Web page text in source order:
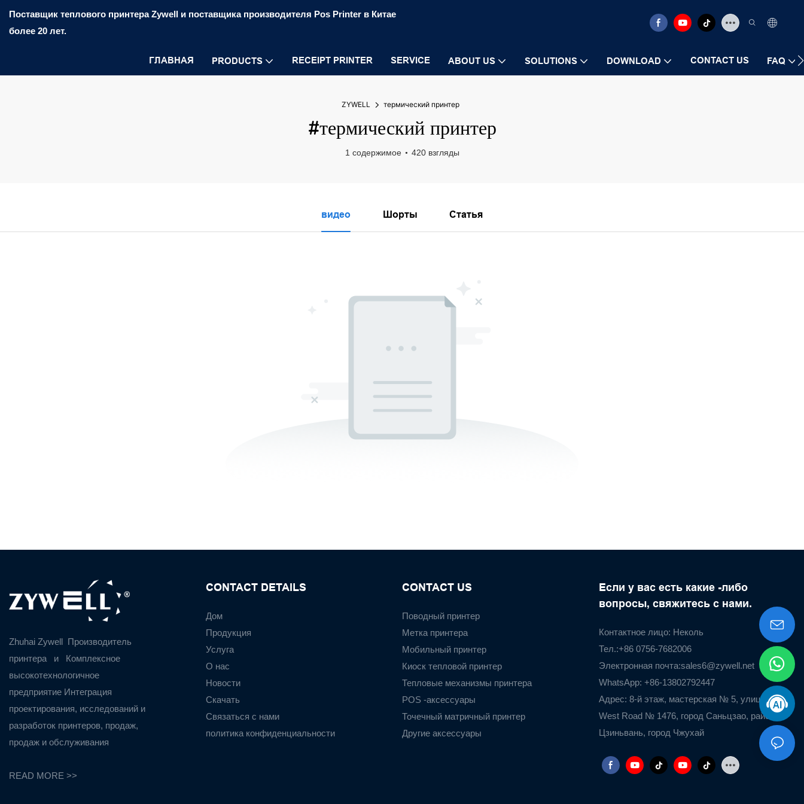
Поставщик теплового принтера Zywell и поставщика производителя Pos Printer в Китае
более 20 лет.
ГЛАВНАЯ PRODUCTS RECEIPT PRINTER SERVICE ABOUT US SOLUTIONS DOWNLOAD CONTACT US FAQ
ZYWELL термический принтер
#термический принтер
1 содержимое 420 взгляды
видео Шорты Статья
Zhuhai Zywell Производитель
принтера
и
Комплексное
высокотехнологичное
предприятие Интеграция
проектирования, исследований и
разработок принтеров, продаж,
продаж и обслуживания
READ MORE >>
CONTACT DETAILS
Дом
Продукция
Услуга
О нас
Новости
Скачать
Связаться с нами
политика конфиденциальности
CONTACT US
Поводный принтер
Метка принтера
Мобильный принтер
Киоск тепловой принтер
Тепловые механизмы принтера
POS -аксессуары
Точечный матричный принтер
Другие аксессуары
Если у вас есть какие -либо
вопросы, свяжитесь с нами.
Контактное лицо: Неколь
Тел.:+86 0756-7682006
Электронная почта:sales6@zywell.net
WhatsApp: +86-13802792447
Адрес: 8-й этаж, мастерская № 5, улица Airport
West Road № 1476, город Саньцзао, район
Цзиньвань, город Чжухай